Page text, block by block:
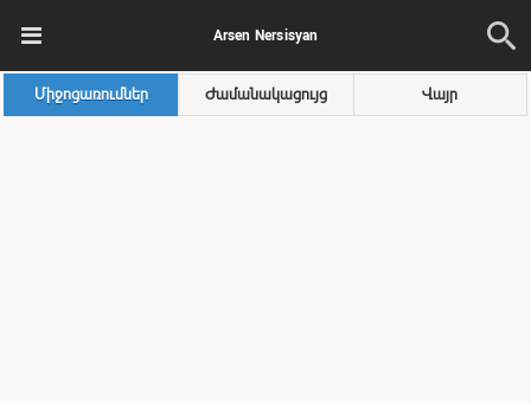
Arsen Nersisyan
Միջոցառումներ Ժամանակացույց Վայր